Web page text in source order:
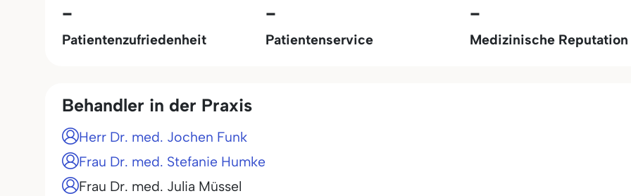
-
Patientenzufriedenheit
-
Patientenservice
-
Medizinische Reputation
Behandler in der Praxis
Herr Dr. med. Jochen Funk
Frau Dr. med. Stefanie Humke
Frau Dr. med. Julia Müssel